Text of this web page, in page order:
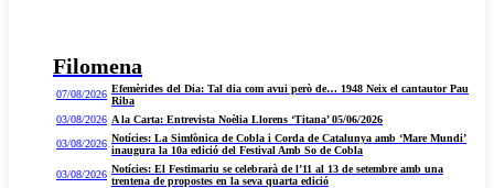
Filomena
07/08/2026 Efemèrides del Dia: Tal dia com avui però de… 1948 Neix el cantautor Pau
Riba
03/08/2026 A la Carta: Entrevista Noèlia Llorens ‘Titana’ 05/06/2026
03/08/2026 Notícies: La Simfònica de Cobla i Corda de Catalunya amb ‘Mare Mundi’
inaugura la 10a edició del Festival Amb So de Cobla
03/08/2026 Notícies: El Festimariu se celebrarà de l’11 al 13 de setembre amb una
trentena de propostes en la seva quarta edició